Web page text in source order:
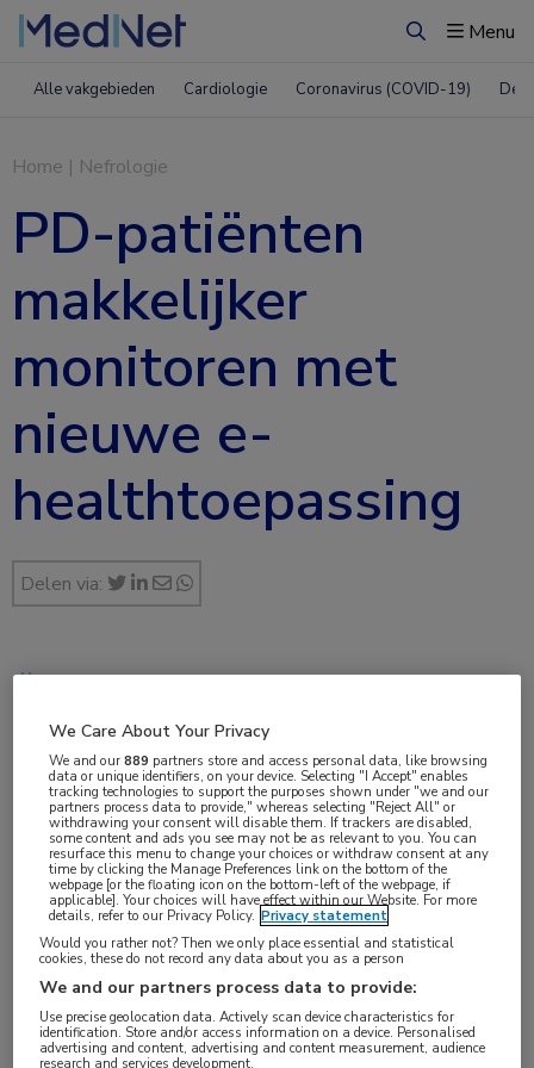
ZoekenMenu
Alle vakgebieden Cardiologie Coronavirus (COVID-19)
Home | Nefrologie
PD-patiënten
makkelijker
monitoren met
nieuwe e-
healthtoepassing
Delen via:
Onlangs heeft de Noordwest Ziekenhuisgroep
een nieuwe e-healthtoepassing in gebruik
apr 2021
Vakgebieden:
Nefrologie
Aandachtsgebieden:
Dialyse
We Care About Your Privacy
We and our889 partners store and access personal data, like browsing
data or unique identifiers, on your device. Selecting "I Accept" enables
tracking technologies to support the purposes shown under "we and our
partners process data to provide," whereas selecting "Reject All" or
withdrawing your consent will disable them. If trackers are disabled,
some content and ads you see may not be as relevant to you. You can
resurface this menu to change your choices or withdraw consent at any
time by clicking the Manage Preferences link on the bottom of the
webpage [or the floating icon on the bottom-left of the webpage, if
applicable]. Your choices will have effect within our Website. For more
details, refer to our Privacy Policy. Privacy statement
Would you rather not? Then we only place essential and statistical
cookies, these do not record any data about you as a person
We and our partners process data to provide:
Use precise geolocation data. Actively scan device characteristics for
identification. Store and/or access information on a device. Personalised
advertising and content, advertising and content measurement, audience
research and services development.